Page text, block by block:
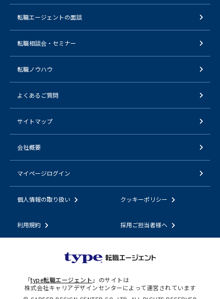
転職エージェントの面談
転職相談会・セミナー
転職ノウハウ
よくあるご質問
サイトマップ
会社概要
マイページログイン
個人情報の取り扱い クッキーポリシー
利用規約 採用ご担当者様へ
「type転職エージェント 」のサイトは
株式会社キャリアデザインセンターによって運営されています